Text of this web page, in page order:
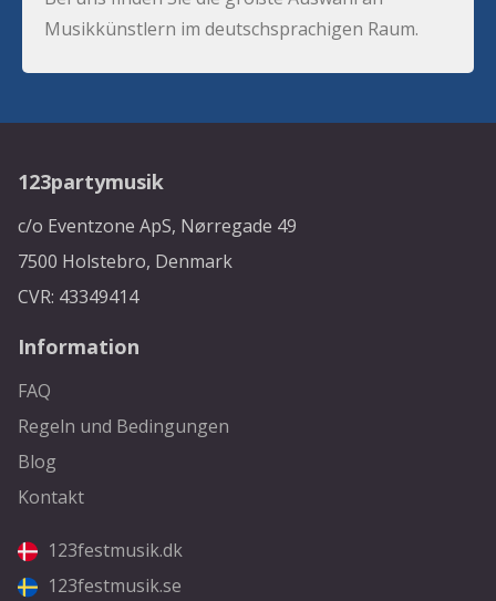
Musikkünstlern im deutschsprachigen Raum.
123partymusik
c/o Eventzone ApS, Nørregade 49
7500 Holstebro, Denmark
CVR: 43349414
Information
FAQ
Regeln und Bedingungen
Blog
Kontakt
123festmusik.dk
123festmusik.se